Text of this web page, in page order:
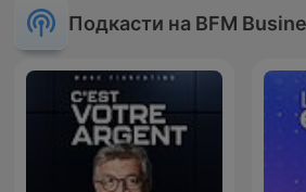
Подкасти на BFM